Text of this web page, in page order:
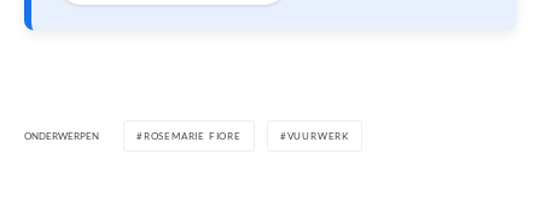
ONDERWERPEN ROSEMARIE FIORE VUURWERK